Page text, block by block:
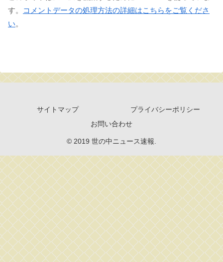
す。
コメントデータの処理方法の詳細はこちらをご覧くださ
い。
サイトマップ
プライバシーポリシー
お問い合わせ
© 2019 世の中ニュース速報.